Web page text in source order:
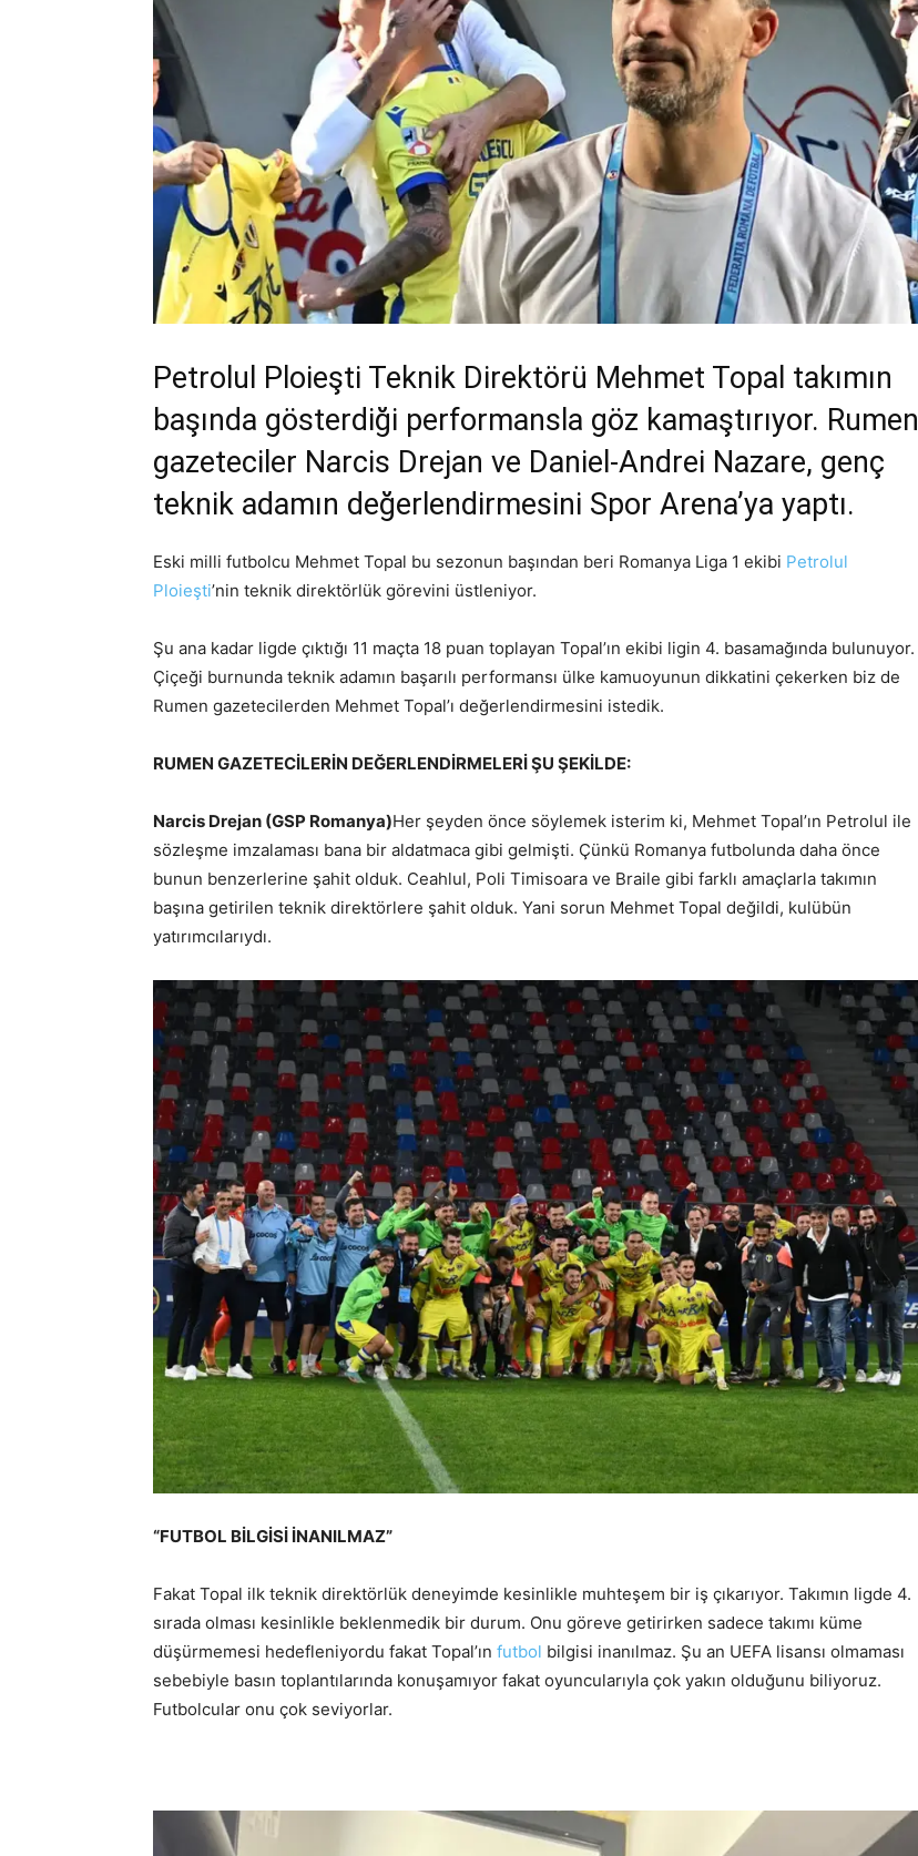
Petrolul Ploieşti Teknik Direktörü Mehmet Topal takımın
başında gösterdiği performansla göz kamaştırıyor. Rumen
gazeteciler Narcis Drejan ve Daniel-Andrei Nazare, genç
teknik adamın değerlendirmesini Spor Arena’ya yaptı.
Eski milli futbolcu Mehmet Topal bu sezonun başından beri Romanya Liga 1 ekibi Petrolul
Ploieşti’nin teknik direktörlük görevini üstleniyor.
Şu ana kadar ligde çıktığı 11 maçta 18 puan toplayan Topal’ın ekibi ligin 4. basamağında bulunuyor.
Çiçeği burnunda teknik adamın başarılı performansı ülke kamuoyunun dikkatini çekerken biz de
Rumen gazetecilerden Mehmet Topal’ı değerlendirmesini istedik.
RUMEN GAZETECİLERİN DEĞERLENDİRMELERİ ŞU ŞEKİLDE:
Narcis Drejan (GSP Romanya)Her şeyden önce söylemek isterim ki, Mehmet Topal’ın Petrolul ile
sözleşme imzalaması bana bir aldatmaca gibi gelmişti. Çünkü Romanya futbolunda daha önce
bunun benzerlerine şahit olduk. Ceahlul, Poli Timisoara ve Braile gibi farklı amaçlarla takımın
başına getirilen teknik direktörlere şahit olduk. Yani sorun Mehmet Topal değildi, kulübün
yatırımcılarıydı.
“FUTBOL BİLGİSİ İNANILMAZ”
Fakat Topal ilk teknik direktörlük deneyimde kesinlikle muhteşem bir iş çıkarıyor. Takımın ligde 4.
sırada olması kesinlikle beklenmedik bir durum. Onu göreve getirirken sadece takımı küme
düşürmemesi hedefleniyordu fakat Topal’ın futbol bilgisi inanılmaz. Şu an UEFA lisansı olmaması
sebebiyle basın toplantılarında konuşamıyor fakat oyuncularıyla çok yakın olduğunu biliyoruz.
Futbolcular onu çok seviyorlar.